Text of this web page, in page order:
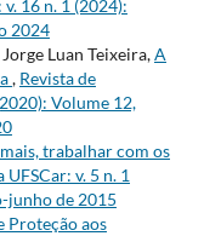
16 n. 1 (2024):
2024
Luan Teixeira,A
, Revista de
Volume 12,
trabalhar com os
v. 5 n. 1
junho de 2015
Proteção aos